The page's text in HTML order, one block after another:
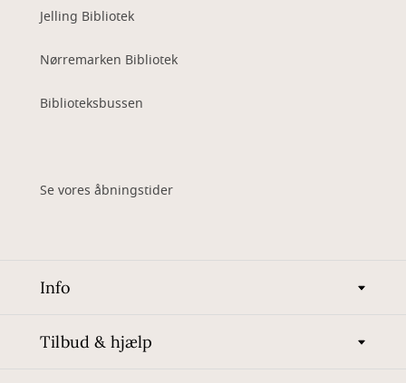
Jelling Bibliotek
Nørremarken Bibliotek
Biblioteksbussen
Se vores åbningstider
Info
Tilbud & hjælp